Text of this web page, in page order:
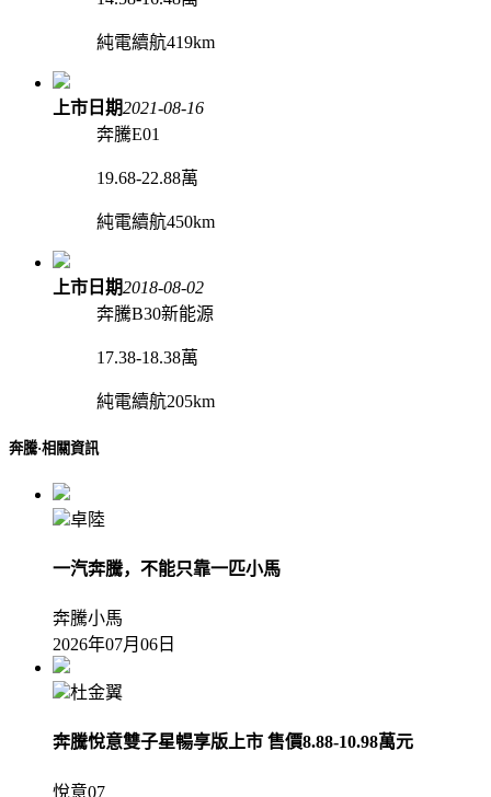
純電續航419km
上市日期2021-08-16
奔騰E01
19.68-22.88萬
純電續航450km
上市日期2018-08-02
奔騰B30新能源
17.38-18.38萬
純電續航205km
奔騰·相關資訊
卓陸
一汽奔騰，不能只靠一匹小馬
奔騰小馬
2026年07月06日
杜金翼
奔騰悅意雙子星暢享版上市 售價8.88-10.98萬元
悅意07